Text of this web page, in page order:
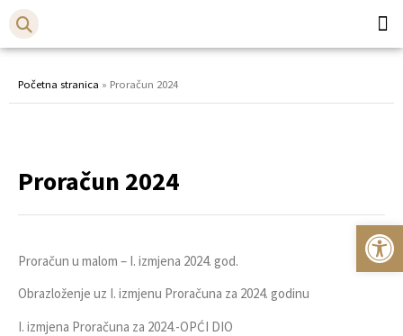
Početna stranica » Proračun 2024
Proračun 2024
Proračun u malom – I. izmjena 2024. god.
Obrazloženje uz I. izmjenu Proračuna za 2024. godinu
I. izmjena Proračuna za 2024.-OPĆI DIO